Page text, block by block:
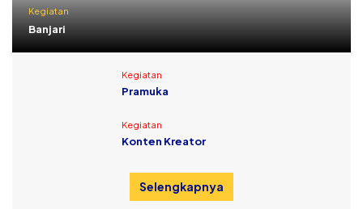
Kegiatan
Banjari
Kegiatan
Pramuka
Kegiatan
Konten Kreator
Selengkapnya